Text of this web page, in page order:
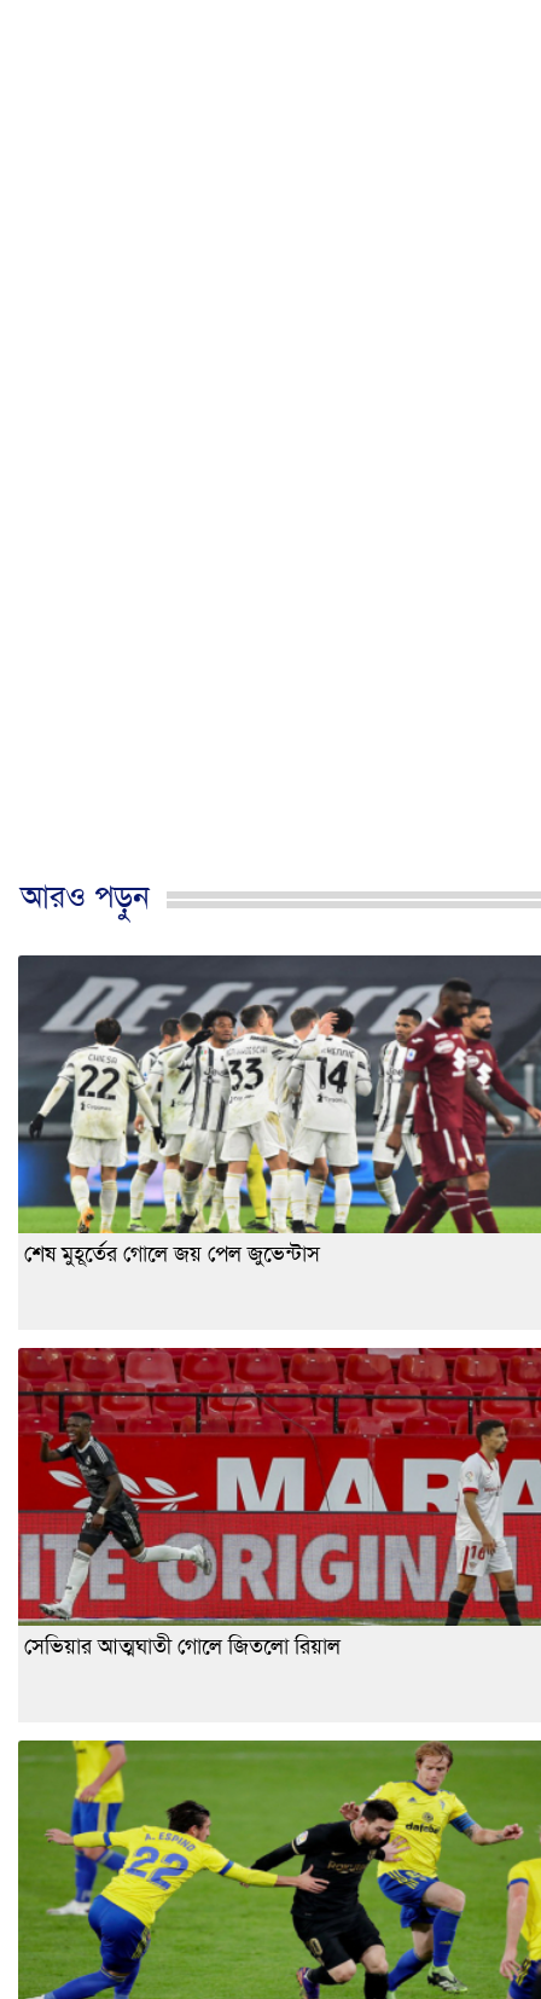
আরও পড়ুন
শেষ মুহূর্তের গোলে জয় পেল জুভেন্টাস
সেভিয়ার আত্মঘাতী গোলে জিতলো রিয়াল